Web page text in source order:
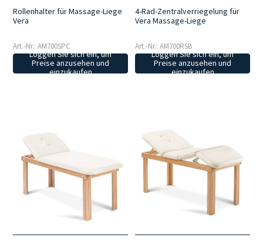
Rollenhalter für Massage-Liege
Vera
Art.-Nr.: AM700SPC
Loggen Sie sich ein, um
Preise anzusehen und
einzukaufen
4-Rad-Zentralverriegelung für
Vera Massage-Liege
Art.-Nr.: AM700RSB
Loggen Sie sich ein, um
Preise anzusehen und
einzukaufen